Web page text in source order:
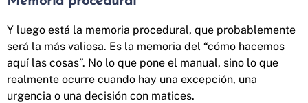
Y luego está la memoria procedural, que probablemente
será la más valiosa. Es la memoria del “cómo hacemos
aquí las cosas”. No lo que pone el manual, sino lo que
realmente ocurre cuando hay una excepción, una
urgencia o una decisión con matices.